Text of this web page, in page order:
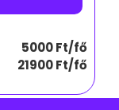
5000 Ft/fő
21900Ft/fő